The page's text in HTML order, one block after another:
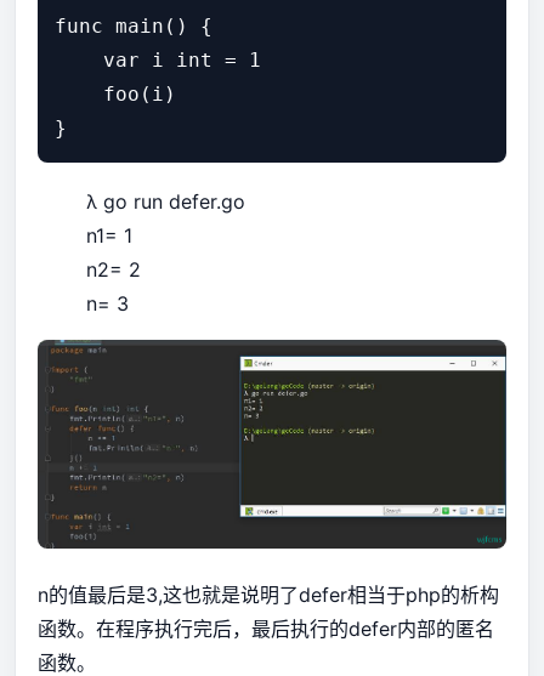
func main() {
    var i int = 1
    foo(i)
λ go run defer.go
n1= 1
n2= 2
n= 3
n的值最后是3,这也就是说明了defer相当于php的析构
函数。在程序执行完后，最后执行的defer内部的匿名
函数。